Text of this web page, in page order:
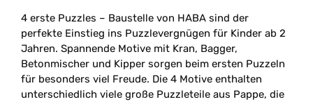
4 erste Puzzles – Baustelle von HABA sind der
perfekte Einstieg ins Puzzlevergnügen für Kinder ab 2
Jahren. Spannende Motive mit Kran, Bagger,
Betonmischer und Kipper sorgen beim ersten Puzzeln
für besonders viel Freude. Die 4 Motive enthalten
unterschiedlich viele große Puzzleteile aus Pappe, die